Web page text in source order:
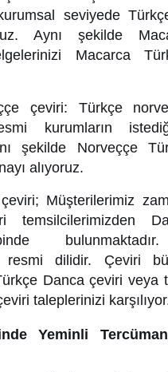
seviyede
Aynı şekilde
Macarca
Türkçe
kurumların
şekilde Norveççe
alıyoruz.
Müşterilerimiz
temsilcilerimizden
resmi dilidir. Çeviri
Danca çeviri veya
taleplerinizi
Yeminli